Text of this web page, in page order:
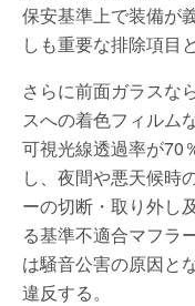
保安基準上で装備が
しも重要な排除項目
さらに前面ガラスな
スへの着色フィルム
可視光線透過率が70
し、夜間や悪天候時
ーの切断・取り外し
る基準不適合マフラ
は騒音公害の原因と
違反する。